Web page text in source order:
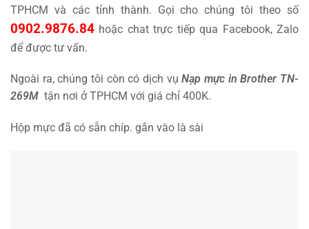
TPHCM và các tỉnh thành. Gọi cho chúng tôi theo số
0902.9876.84 hoặc chat trực tiếp qua Facebook, Zalo
để được tư vấn.
Ngoài ra, chúng tôi còn có dịch vụNạp mực in Brother TN-
269M tận nơi ở TPHCM với giá chỉ 400K.
Hộp mực đã có sẵn chíp. gắn vào là sài